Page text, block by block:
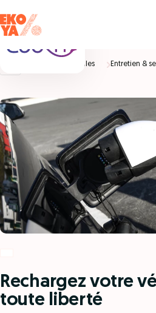
Véhicules Entretien &
Rechargez votre
toute liberté